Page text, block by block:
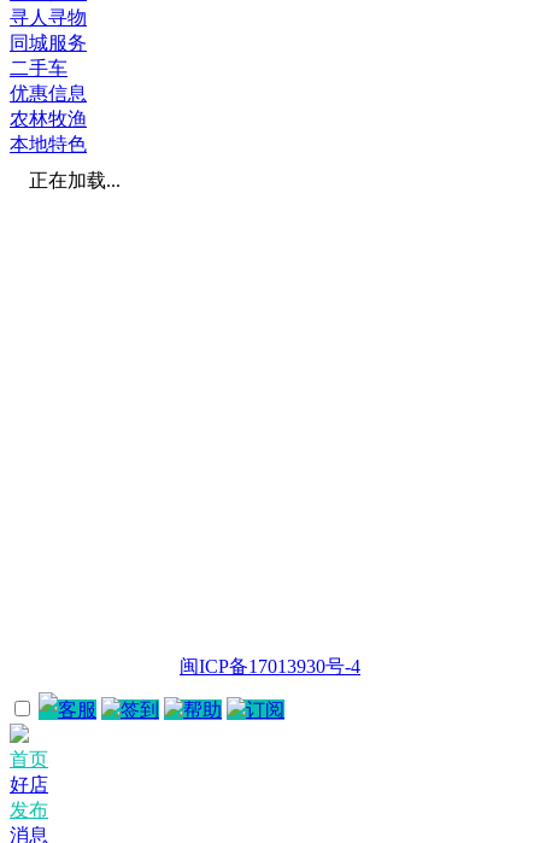
寻人寻物
同城服务
二手车
优惠信息
农林牧渔
本地特色
正在加载...
闽ICP备17013930号-4
客服 签到 帮助 订阅
首页
好店
发布
消息